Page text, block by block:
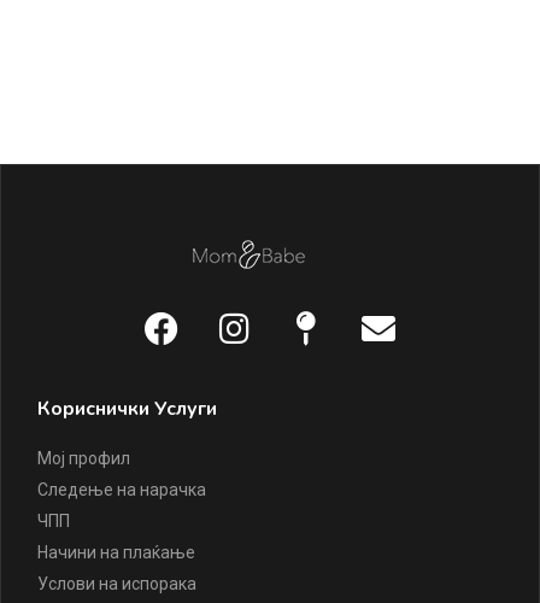
Кориснички Услуги
Мој профил
Следење на нарачка
ЧПП
Начини на плаќање
Услови на испорака